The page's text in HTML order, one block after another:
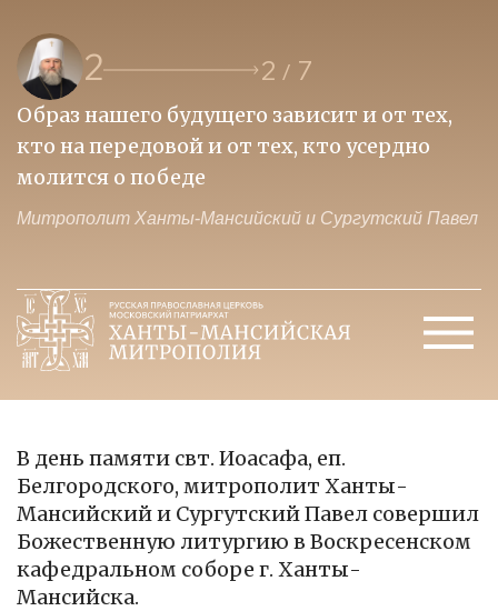
2 2 / 7
Образ нашего будущего зависит и от тех,
кто на передовой и от тех, кто усердно
молится о победе
Митрополит Ханты-Мансийский и Сургутский Павел
В день памяти свт. Иоасафа, еп.
Белгородского, митрополит Ханты-
Мансийский и Сургутский Павел совершил
Божественную литургию в Воскресенском
кафедральном соборе г. Ханты-
Мансийска.